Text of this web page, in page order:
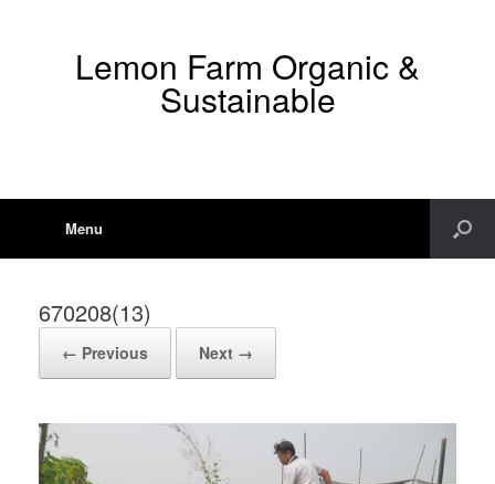
Lemon Farm Organic &
Sustainable
Menu
670208(13)
← Previous Next →